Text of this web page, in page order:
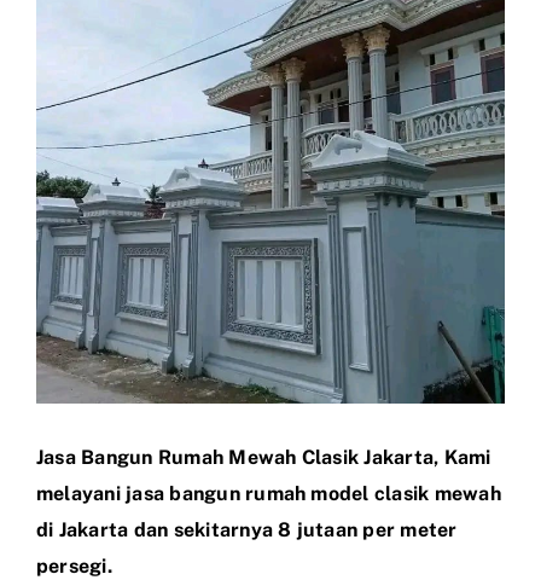
Jasa Bangun Rumah Mewah Clasik Jakarta, Kami
melayani jasa bangun rumah model clasik mewah
di Jakarta dan sekitarnya 8 jutaan per meter
persegi.